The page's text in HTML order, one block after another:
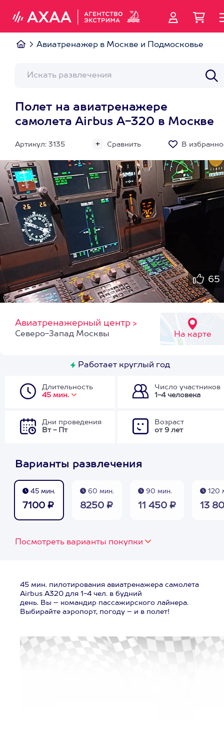
Авиатренажер в Москве и Подмосковье
Полет на авиатренажере
самолета Airbus A-320 в Москве
Артикул: 3135 Сравнить В
65
Авиатренажерный центр >
На карте
Северо-Запад Москвы
Работает круглый год
Длительность
45 мин.
Число участников
1-4 человека
Дни проведения
Вт - Пт
Возраст
от 9 лет
Варианты развлечения
45 мин.
7100 ₽
60 мин.
8250 ₽
90 мин.
11 450 ₽
120
13
Посмотреть варианты покупки
45 мин. пилотирования авиатренажера самолета
Airbus A320 для 1-4 чел. в будний
день. Вы – командир пассажирского лайнера.
Выбирайте аэропорт, погоду – и в полет!